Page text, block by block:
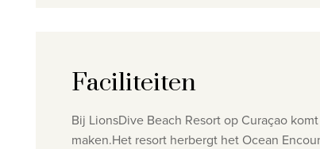
Faciliteiten
Bij LionsDive Beach Resort op Curaçao
maken.Het resort herbergt het Ocean